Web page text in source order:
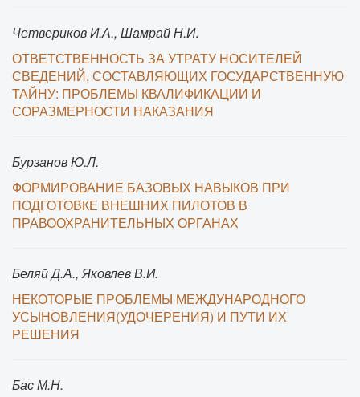
Четвериков И.А., Шамрай Н.И.
ОТВЕТСТВЕННОСТЬ ЗА УТРАТУ НОСИТЕЛЕЙ
СВЕДЕНИЙ, СОСТАВЛЯЮЩИХ ГОСУДАРСТВЕННУЮ
ТАЙНУ: ПРОБЛЕМЫ КВАЛИФИКАЦИИ И
СОРАЗМЕРНОСТИ НАКАЗАНИЯ
Бурзанов Ю.Л.
ФОРМИРОВАНИЕ БАЗОВЫХ НАВЫКОВ ПРИ
ПОДГОТОВКЕ ВНЕШНИХ ПИЛОТОВ В
ПРАВООХРАНИТЕЛЬНЫХ ОРГАНАХ
Беляй Д.А., Яковлев В.И.
НЕКОТОРЫЕ ПРОБЛЕМЫ МЕЖДУНАРОДНОГО
УСЫНОВЛЕНИЯ(УДОЧЕРЕНИЯ) И ПУТИ ИХ
РЕШЕНИЯ
Бас М.Н.